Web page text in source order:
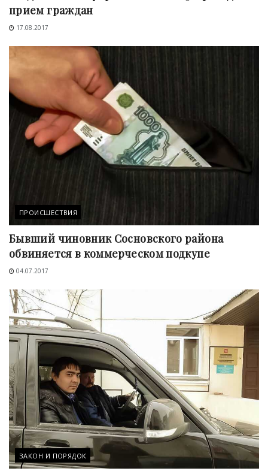
прием граждан
17.08.2017
ПРОИСШЕСТВИЯ
Бывший чиновник Сосновского района
обвиняется в коммерческом подкупе
04.07.2017
ЗАКОН И ПОРЯДОК